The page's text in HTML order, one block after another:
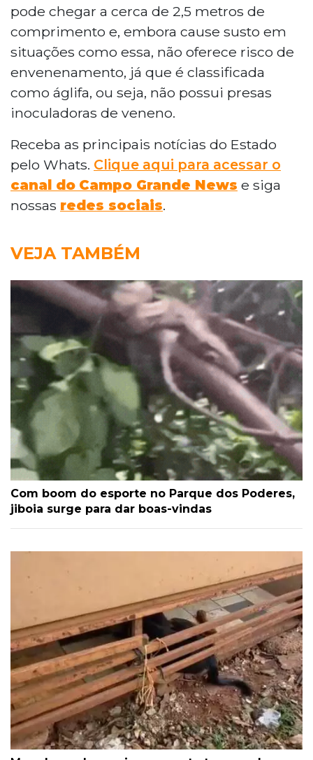
pode chegar a cerca de 2,5 metros de
comprimento e, embora cause susto em
situações como essa, não oferece risco de
envenenamento, já que é classificada
como áglifa, ou seja, não possui presas
inoculadoras de veneno.
Receba as principais notícias do Estado
pelo Whats. Clique aqui para acessar o
canal do Campo Grande News e siga
nossas redes sociais.
VEJA TAMBÉM
Com boom do esporte no Parque dos Poderes,
jiboia surge para dar boas-vindas